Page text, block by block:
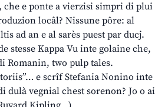
che e ponte a vierzisi simpri di plui
locâl? Nissune pôre: al
ad an e al sarès puest par ducj.
stesse Kappa Vu inte golaine che,
Romanin, two pulp tales.
e scrîf Stefania Nonino inte
dulà vegnial chest sorenon? Jo o ai